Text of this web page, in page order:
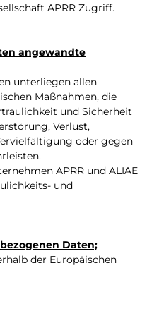
APRR Zugriff.
angewandte
unterliegen allen
Maßnahmen, die
und Sicherheit
Verlust,
oder gegen
APRR und ALIAE
und
Daten;
der Europäischen